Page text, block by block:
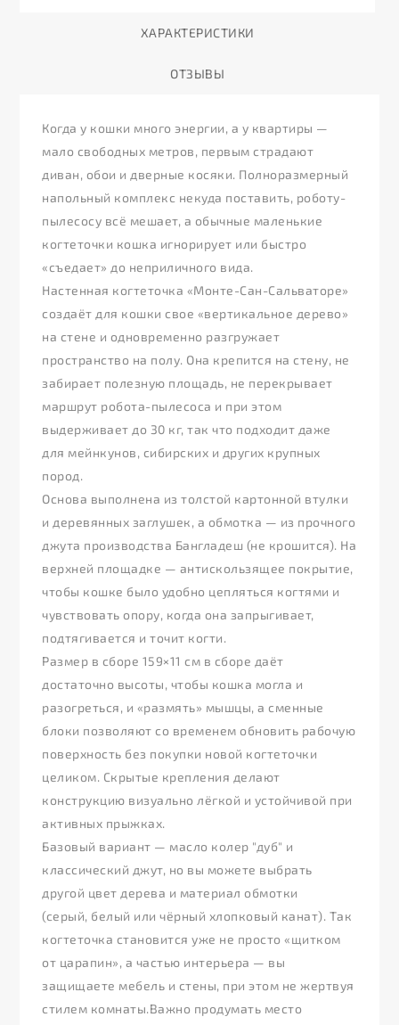
ХАРАКТЕРИСТИКИ
ОТЗЫВЫ
Когда у кошки много энергии, а у квартиры —
мало свободных метров, первым страдают
диван, обои и дверные косяки. Полноразмерный
напольный комплекс некуда поставить, роботу-
пылесосу всё мешает, а обычные маленькие
когтеточки кошка игнорирует или быстро
«съедает» до неприличного вида.
Настенная когтеточка «Монте-Сан-Сальваторе»
создаёт для кошки свое «вертикальное дерево»
на стене и одновременно разгружает
пространство на полу. Она крепится на стену, не
забирает полезную площадь, не перекрывает
маршрут робота-пылесоса и при этом
выдерживает до 30 кг, так что подходит даже
для мейнкунов, сибирских и других крупных
пород.
Основа выполнена из толстой картонной втулки
и деревянных заглушек, а обмотка — из прочного
джута производства Бангладеш (не крошится). На
верхней площадке — антискользящее покрытие,
чтобы кошке было удобно цепляться когтями и
чувствовать опору, когда она запрыгивает,
подтягивается и точит когти.
Размер в сборе 159×11 см в сборе даёт
достаточно высоты, чтобы кошка могла и
разогреться, и «размять» мышцы, а сменные
блоки позволяют со временем обновить рабочую
поверхность без покупки новой когтеточки
целиком. Скрытые крепления делают
конструкцию визуально лёгкой и устойчивой при
активных прыжках.
Базовый вариант — масло колер "дуб" и
классический джут, но вы можете выбрать
другой цвет дерева и материал обмотки
(серый, белый или чёрный хлопковый канат). Так
когтеточка становится уже не просто «щитком
от царапин», а частью интерьера — вы
защищаете мебель и стены, при этом не жертвуя
стилем комнаты.Важно продумать место